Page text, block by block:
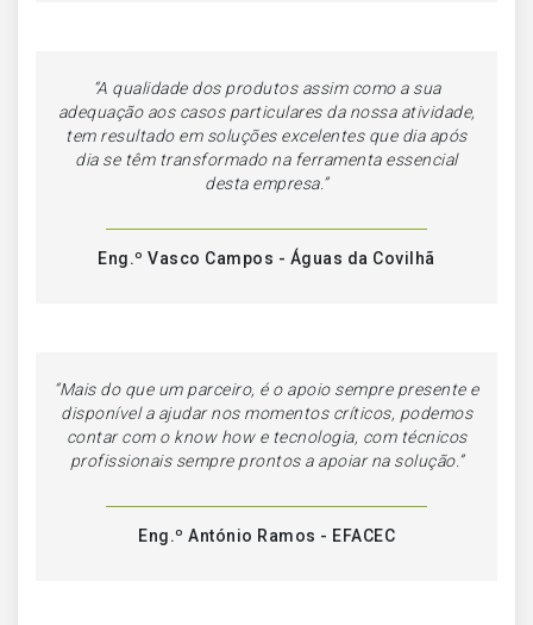
“A qualidade dos produtos assim como a sua
adequação aos casos particulares da nossa atividade,
tem resultado em soluções excelentes que dia após
dia se têm transformado na ferramenta essencial
desta empresa. ”
Eng.º Vasco Campos - Águas da Covilhã
“Mais do que um parceiro, é o apoio sempre presente e
disponível a ajudar nos momentos críticos, podemos
contar com o know how e tecnologia, com técnicos
profissionais sempre prontos a apoiar na solução.”
Eng.º António Ramos - EFACEC